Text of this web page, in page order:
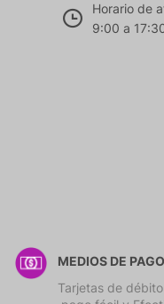
Horario de
9:00 a
MEDIOS DE
Tarjetas de